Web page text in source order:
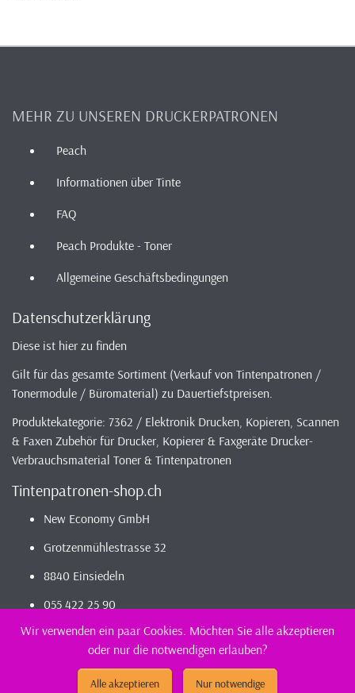
MEHR ZU UNSEREN DRUCKERPATRONEN
Peach
Informationen über Tinte
FAQ
Peach Produkte - Toner
Allgemeine Geschäftsbedingungen
Datenschutzerklärung
Diese ist hier zu finden
Gilt für das gesamte Sortiment (Verkauf von Tintenpatronen /
Tonermodule / Büromaterial) zu Dauertiefstpreisen.
Produktekategorie: 7362 / Elektronik Drucken, Kopieren, Scannen
& Faxen Zubehör für Drucker, Kopierer & Faxgeräte Drucker-
Verbrauchsmaterial Toner & Tintenpatronen
Tintenpatronen-shop.ch
New Economy GmbH
Grotzenmühlestrasse 32
8840 Einsiedeln
055 422 25 90
2026 - Infos / IndexTintenpatronen-ShopSortiment - günstig und
kompatibel bestellen / kaufen || günstig Tintenpatronen
Wir verwenden ein paar Cookies. Möchten Sie alle akzeptieren
oder nur die notwendigen erlauben?
Alle akzeptieren Nur notwendige